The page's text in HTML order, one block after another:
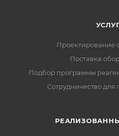
Проектирование
Поставка
Подбор программы
Сотрудничество